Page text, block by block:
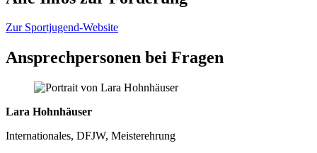
Zur Sportjugend-Website
Ansprechpersonen bei Fragen
Lara Hohnhäuser
Internationales, DFJW, Meisterehrung